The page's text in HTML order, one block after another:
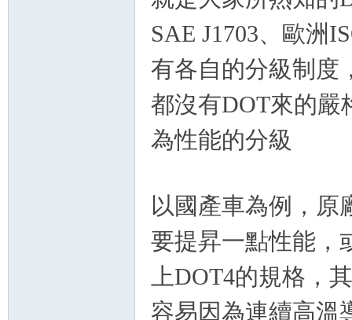
SAE J1703、歐洲
有各自的分級制度
都沒有DOT來的嚴
為性能的分級
以國產車為例，原
要提昇一點性能，
上DOT4的規格，
容易因為連續高溫